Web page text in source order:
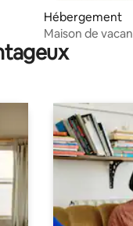
: 4,9 sur 5
Hébergement
Maison de